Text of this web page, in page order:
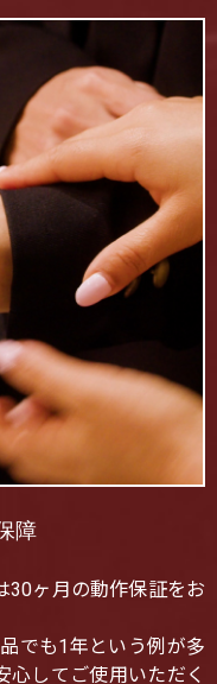
障
30ヶ月の動作保証をお
でも1年という例が多
心してご使用いただく